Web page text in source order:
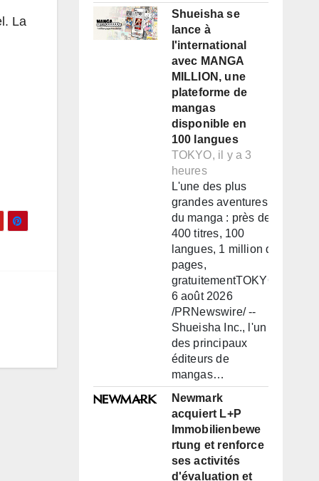
La
Shueisha se
lance à
l'international
avec MANGA
MILLION, une
plateforme de
mangas
disponible en
100 langues
TOKYO, il y a 3
heures
L'une des plus
grandes aventures
du manga : près de
400 titres, 100
langues, 1 million de
pages,
gratuitementTOKYO,
6 août 2026
/PRNewswire/ --
Shueisha Inc., l'un
des principaux
éditeurs de
mangas…
Newmark
acquiert L+P
Immobilienbewe
rtung et renforce
ses activités
d'évaluation et